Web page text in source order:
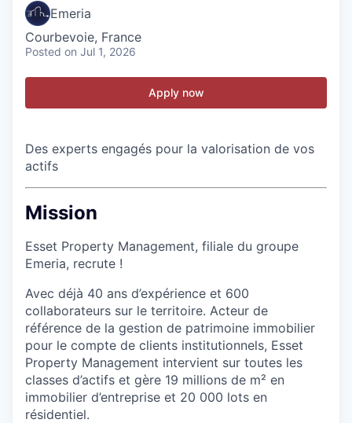
Emeria
Courbevoie, France
Posted on Jul 1, 2026
Apply now
Des experts engagés pour la valorisation de vos
actifs
Mission
Esset Property Management, filiale du groupe
Emeria, recrute !
Avec déjà 40 ans d’expérience et 600
collaborateurs sur le territoire. Acteur de
référence de la gestion de patrimoine immobilier
pour le compte de clients institutionnels, Esset
Property Management intervient sur toutes les
classes d’actifs et gère 19 millions de m² en
immobilier d’entreprise et 20 000 lots en
résidentiel.